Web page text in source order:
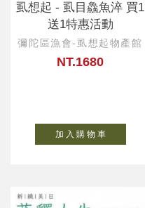
虱想起 - 虱目鱻魚淬 買1
送1特惠活動
彌陀區漁會-虱想起物產館
NT.1680
加 入 購 物 車